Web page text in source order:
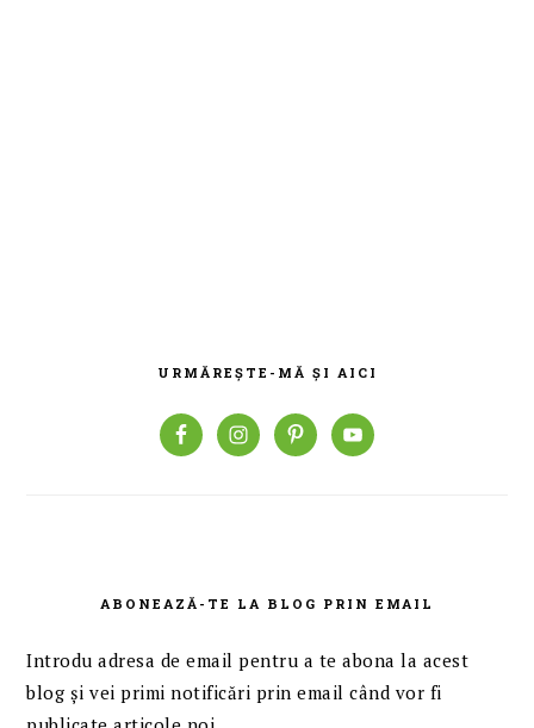
URMĂREȘTE-MĂ ȘI AICI
ABONEAZĂ-TE LA BLOG PRIN EMAIL
Introdu adresa de email pentru a te abona la acest
blog și vei primi notificări prin email când vor fi